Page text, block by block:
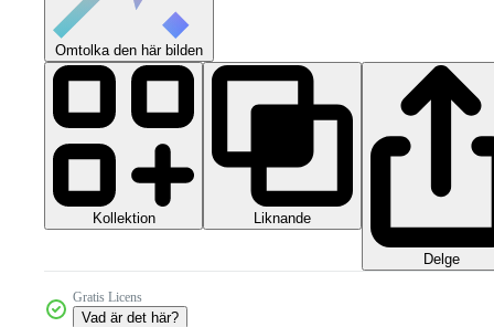
Omtolka den här bilden
Kollektion Liknande
Delge
Gratis Licens
Vad är det här?